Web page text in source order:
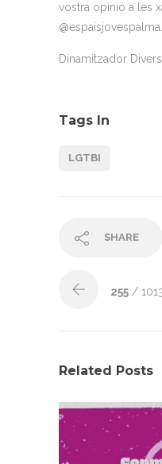
vostra opinió a les
@espaisjovespalma.
Dinamitzador
Tags In
LGTBI
SHARE
255 /
Related Posts